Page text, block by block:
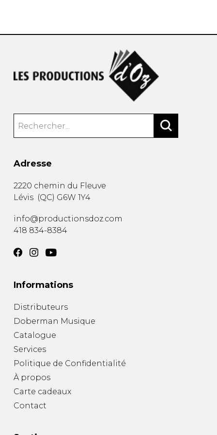
Adresse
2220 chemin du Fleuve
Lévis (QC) G6W 1Y4
info@productionsdoz.com
418 834-8384
Informations
Distributeurs
Doberman Musique
Catalogue
Services
Politique de Confidentialité
À propos
Carte cadeaux
Contact